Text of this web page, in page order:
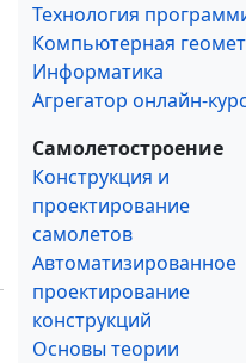
Технология
Компьютерная
Информатика
Агрегатор онлайн-
Самолетостроение
Конструкция и
проектирование
самолетов
Автоматизированное
проектирование
конструкций
Основы теории